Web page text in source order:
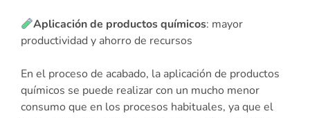
Aplicación de productos químicos: mayor
productividad y ahorro de recursos
En el proceso de acabado, la aplicación de productos
químicos se puede realizar con un mucho menor
consumo que en los procesos habituales, ya que el